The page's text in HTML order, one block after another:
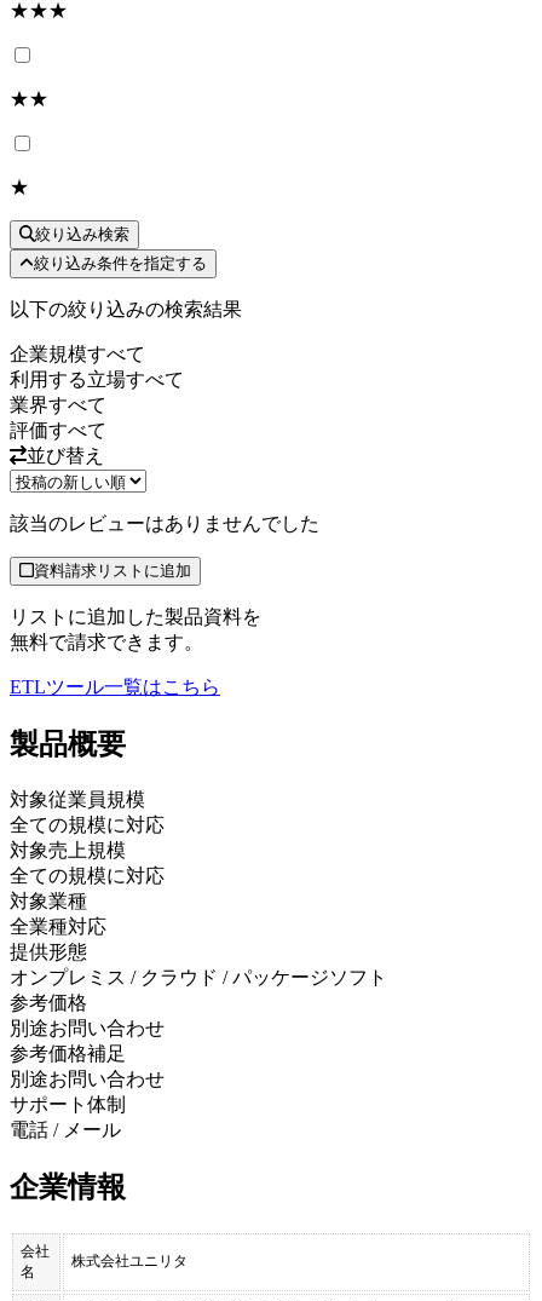
★★★
★★
★
絞り込み検索
絞り込み条件を指定する
以下の絞り込みの検索結果
企業規模すべて
利用する立場すべて
業界すべて
評価すべて
並び替え
該当のレビューはありませんでした
資料請求リストに追加
リストに追加した製品資料を
無料で請求できます。
ETLツール一覧はこちら
製品概要
対象従業員規模
全ての規模に対応
対象売上規模
全ての規模に対応
対象業種
全業種対応
提供形態
オンプレミス / クラウド / パッケージソフト
参考価格
別途お問い合わせ
参考価格補足
別途お問い合わせ
サポート体制
電話 / メール
企業情報
会社
名
株式会社ユニリタ